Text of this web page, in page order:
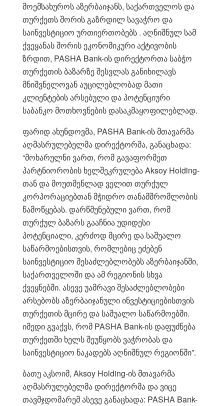
მოემსახუროს აზერბაიჯანს, საქართველოს და
თურქეთს შორის გაზრდილ სავაჭრო და
საინვესტიციო ურთიერთობებს . აღნიშნულ სამ
ქვეყანას შორის ეკონომიკური აქტივობის
ზრდით, PASHA Bank-ის დირექტორთა საბჭო
თურქეთის ბაზარზე შესვლას განიხილავს
მნიშვნელოვან აუცილებლობად მათი
კლიენტების არსებული და პოტენციური
საბანკო მოთხოვნების დასაკმაყოფილებლად.
ფარიდ ახუნდოვმა, PASHA Bank-ის მთავარმა
აღმასრულებელმა დირექტორმა, განაცხადა:
“მოხარულნი ვართ, რომ გავაფორმეთ
პარტნიორობის ხელშეკრულება Aksoy Holding-
თან და მოუთმენლად ველით თურქულ
კორპორაციებთან მჭიდრო თანამშრომლობის
წამოწყებას. დარწმუნებული ვართ, რომ
თურქულ ბაზარს გააჩნია უდიდესი
პოტენციალი, კერძოდ მცირე და საშუალო
საწარმოებისთვის, რომლებიც ეძებენ
საინვესტიციო შესაძლებლობებს აზერბაიჯანში,
საქართველოში და ამ რეგიონის სხვა
ქვეყნებში. ასევე უამრავი შესაძლებლობები
არსებობს აზერბაიჯანული ინვესტიციებისთვის
თურქეთის მცირე და საშუალო საწარმოებში.
იმედი გვაქვს, რომ PASHA Bank-ის დაფუძნება
თურქეთში ხელს შეუწყობს ვაჭრობას და
საინვესტიციო ნაკადებს აღნიშნულ რეგიონში”.
ბათუ აკსოიმ, Aksoy Holding-ის მთავარმა
აღმასრულებელმა დირექტორმა და ვიცე
თავმჯდომარემ ასევე განაცხადა: PASHA Bank-